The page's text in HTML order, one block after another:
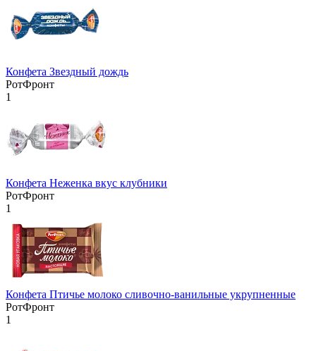
Конфета Звездный дождь
РотФронт
1
Конфета Неженка вкус клубники
РотФронт
1
Конфета Птичье молоко сливочно-ванильные укрупненные
РотФронт
1